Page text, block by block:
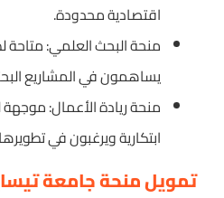
اقتصادية محدودة.
منحة البحث العلمي: متاحة
يساهمون في المشاريع
منحة ريادة الأعمال:
ابتكارية ويرغبون في
تمويل منحة جامعة